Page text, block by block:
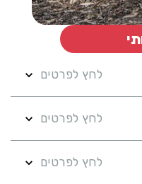
לחץ לפרטים
לחץ לפרטים
לחץ לפרטים